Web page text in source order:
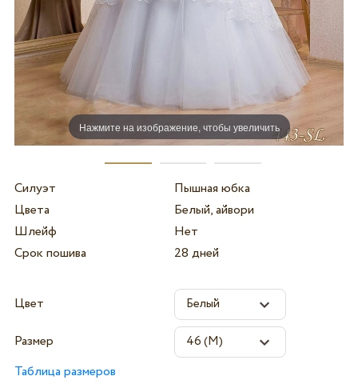
Нажмите на изображение, чтобы увеличить
Силуэт
Пышная юбка
Цвета
Белый, айвори
Шлейф
Нет
Срок пошива
28 дней
Цвет
Размер
Таблица размеров